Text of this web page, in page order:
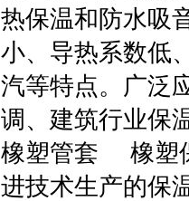
热保温和防水吸
小、导热系数低
汽等特点。广泛
调、建筑行业保
橡塑管套 橡塑
进技术生产的保